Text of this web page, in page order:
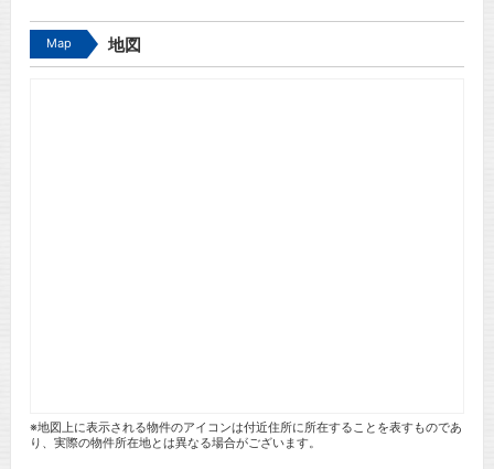
Map 地図
※地図上に表示される物件のアイコンは付近住所に所在することを表すものであ
り、実際の物件所在地とは異なる場合がございます。